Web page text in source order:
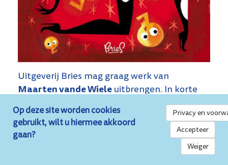
Uitgeverij Bries mag graag werk van
Maarten vande Wiele uitbrengen. In korte
tijd verscheen een bijdrage in de Vlaams-
talentbundelHic Sunt Leones 1
debuutalbumStrip Noir, en het eerste deel
van de serie
op scenario van
. Die laatste kennen we
Op deze site worden cookies
gebruikt, wilt u hiermee akkoord
gaan?
Privacy en
Accepteer
Weiger